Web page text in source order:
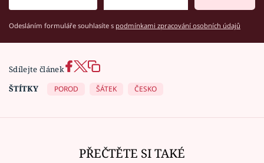
Odesláním formuláře souhlasíte s podmínkami zpracování osobních údajů
Sdílejte článek
ŠTÍTKY
POROD ŠÁTEK ČESKO
PŘEČTĚTE SI TAKÉ